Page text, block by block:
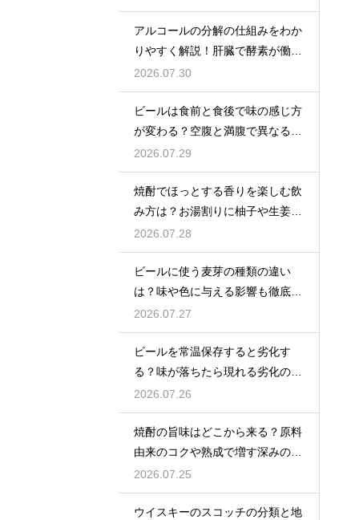
アルコールの分解の仕組みをわか
りやすく解説！肝臓で酵素が働き
アセトアルデヒドに変化して無害
化
2026.07.30
ビールは食前と食後で味の感じ方
が変わる？空腹と満腹で異なる味
覚の感じ方を解説
2026.07.29
焼酎でほっとする香りを楽しむ飲
み方は？お湯割りに柚子や生姜を
加えてリラックス効果を実感
2026.07.28
ビールに使う麦芽の種類の違い
は？味や色に与える影響も徹底解
説
2026.07.27
ビールを常温保存すると劣化す
る？味が落ちたら現れる劣化のサ
インを解説
2026.07.26
焼酎の旨味はどこから来る？原料
由来のコクや熟成で増す深みの秘
密を解説
2026.07.25
ウイスキーのスコッチの分類と地